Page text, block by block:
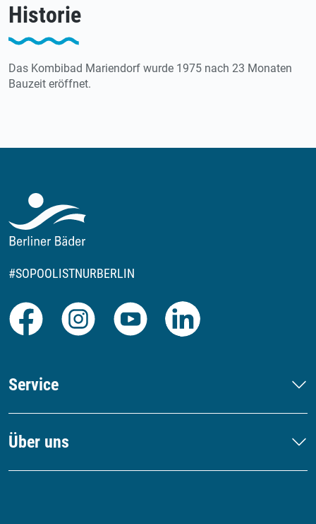
Historie
Das Kombibad Mariendorf wurde 1975 nach 23 Monaten
Bauzeit eröffnet.
#SOPOOLISTNURBERLIN
Facebook Instagram Youtube
Service
Über uns